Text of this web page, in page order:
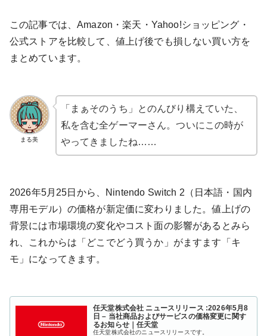
この記事では、Amazon・楽天・Yahoo!ショッピング・
公式ストアを比較して、値上げ後でも損しない買い方を
まとめています。
まる美
「まぁそのうち」とのんびり構えていた、
私を含む全ゲーマーさん。ついにこの時が
やってきましたね……
2026年5月25日から、Nintendo Switch 2（日本語・国内
専用モデル）の価格が新定価に変わりました。値上げの
背景には市場環境の変化やコスト面の影響があるとみら
れ、これからは「どこでどう買うか」がますます「キ
モ」になってきます。
任天堂株式会社 ニュースリリース :2026年5月8
日 – 当社商品およびサービスの価格変更に関す
るお知らせ｜任天堂
任天堂株式会社のニュースリリースです。